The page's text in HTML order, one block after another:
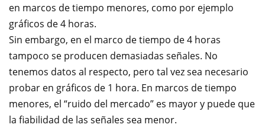
en marcos de tiempo menores, como por ejemplo
gráficos de 4 horas.
Sin embargo, en el marco de tiempo de 4 horas
tampoco se producen demasiadas señales. No
tenemos datos al respecto, pero tal vez sea necesario
probar en gráficos de 1 hora. En marcos de tiempo
menores, el “ruido del mercado” es mayor y puede que
la fiabilidad de las señales sea menor.